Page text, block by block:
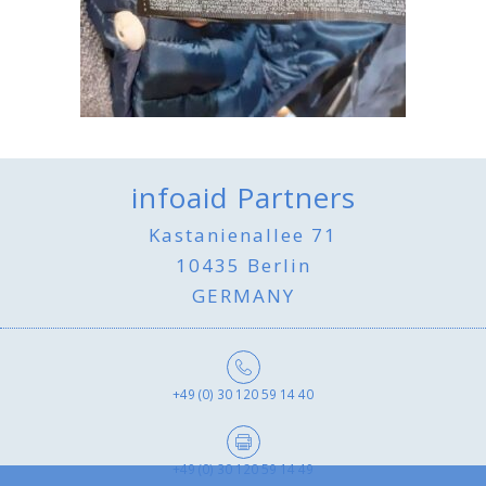
infoaid Partners
Kastanienallee 71
10435 Berlin
GERMANY
+49 (0) 30 120 59 14 40
+49 (0) 30 120 59 14 49